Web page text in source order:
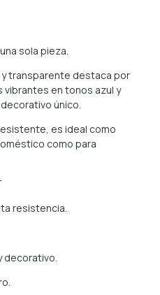
sola pieza.
transparente destaca por
vibrantes en tonos azul y
único.
es ideal como
como para
resistencia.
decorativo.